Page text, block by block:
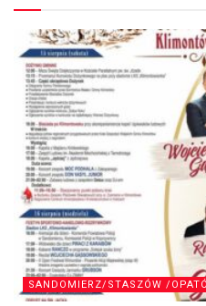
SANDOMIERZ/STASZÓW /